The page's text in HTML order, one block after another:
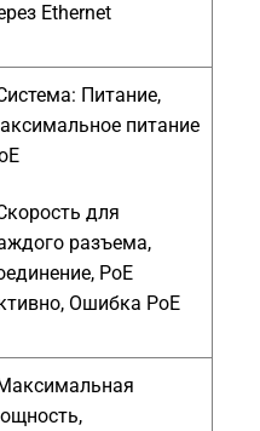
Ethernet
Питание,
питание
для
разъема,
PoE
Ошибка PoE